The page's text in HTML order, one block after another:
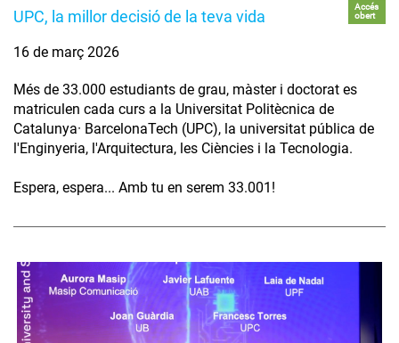
UPC, la millor decisió de la teva vida
Accés
obert
16 de març 2026
Més de 33.000 estudiants de grau, màster i doctorat es
matriculen cada curs a la Universitat Politècnica de
Catalunya· BarcelonaTech (UPC), la universitat pública de
l'Enginyeria, l'Arquitectura, les Ciències i la Tecnologia.
Espera, espera... Amb tu en serem 33.001!